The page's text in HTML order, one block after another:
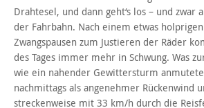
Drahtesel, und dann geht‘s los – und zwar
der Fahrbahn. Nach einem etwas
Zwangspausen zum Justieren der Räder
des Tages immer mehr in Schwung. Was
wie ein nahender Gewittersturm
nachmittags als angenehmer Rückenwind
streckenweise mit 33 km/h durch die